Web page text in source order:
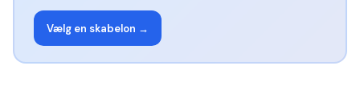
Vælg en skabelon →